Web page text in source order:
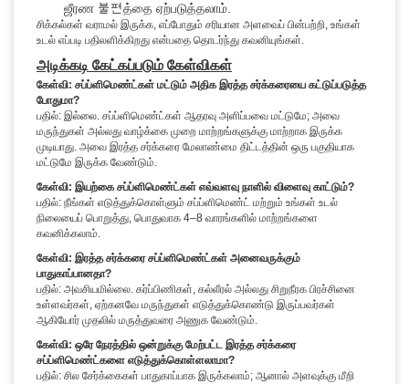
ஜீரண 불편த்தை ஏற்படுத்தலாம்.
சிக்கல்கள் வராமல் இருக்க, எப்போதும் சரியான அளவைப் பின்பற்றி, உங்கள்
உடல் எப்படி பதிலளிக்கிறது என்பதை தொடர்ந்து கவனியுங்கள்.
அடிக்கடி கேட்கப்படும் கேள்விகள்
கேள்வி: சப்ப்ளிமெண்ட்கள் மட்டும் அதிக இரத்த சர்க்கரையை கட்டுப்படுத்த
போதுமா?
பதில்: இல்லை. சப்ப்ளிமெண்ட்கள் ஆதரவு அளிப்பவை மட்டுமே; அவை
மருந்துகள் அல்லது வாழ்க்கை முறை மாற்றங்களுக்கு மாற்றாக இருக்க
முடியாது. அவை இரத்த சர்க்கரை மேலாண்மை திட்டத்தின் ஒரு பகுதியாக
மட்டுமே இருக்க வேண்டும்.
கேள்வி: இயற்கை சப்ப்ளிமெண்ட்கள் எவ்வளவு நாளில் விளைவு காட்டும்?
பதில்: நீங்கள் எடுத்துக்கொள்ளும் சப்ப்ளிமெண்ட் மற்றும் உங்கள் உடல்
நிலையைப் பொறுத்து, பொதுவாக 4–8 வாரங்களில் மாற்றங்களை
கவனிக்கலாம்.
கேள்வி: இரத்த சர்க்கரை சப்ப்ளிமெண்ட்கள் அனைவருக்கும்
பாதுகாப்பானதா?
பதில்: அவசியமில்லை. கர்ப்பிணிகள், கல்லீரல் அல்லது சிறுநீரக பிரச்சினை
உள்ளவர்கள், ஏற்கனவே மருந்துகள் எடுத்துக்கொண்டு இருப்பவர்கள்
ஆகியோர் முதலில் மருத்துவரை அணுக வேண்டும்.
கேள்வி: ஒரே நேரத்தில் ஒன்றுக்கு மேற்பட்ட இரத்த சர்க்கரை
சப்ப்ளிமெண்ட்களை எடுத்துக்கொள்ளலாமா?
பதில்: சில சேர்க்கைகள் பாதுகாப்பாக இருக்கலாம்; ஆனால் அளவுக்கு மீறி